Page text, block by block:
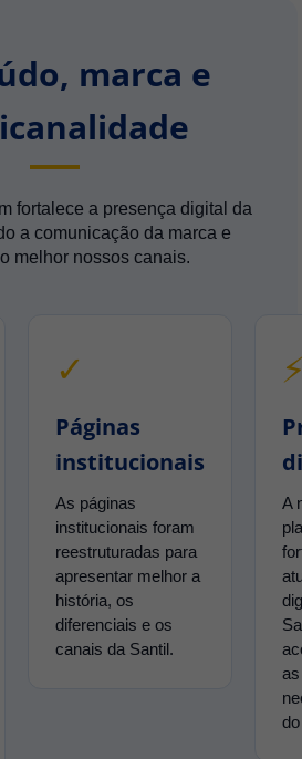
marca e
fortalece a presença digital da
a comunicação da marca e
melhor nossos canais.
✓
Páginas
institucionais
As páginas
institucionais foram
reestruturadas para
apresentar melhor a
história, os
diferenciais e os
canais da Santil.
A
as